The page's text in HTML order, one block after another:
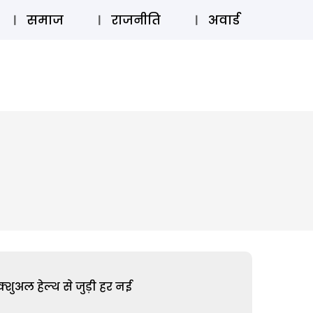
लॉग इन ⚲ SUBSCRIBE
समाज राजनीति अवार्ड
हेल्थ से जुड़ी हर नई